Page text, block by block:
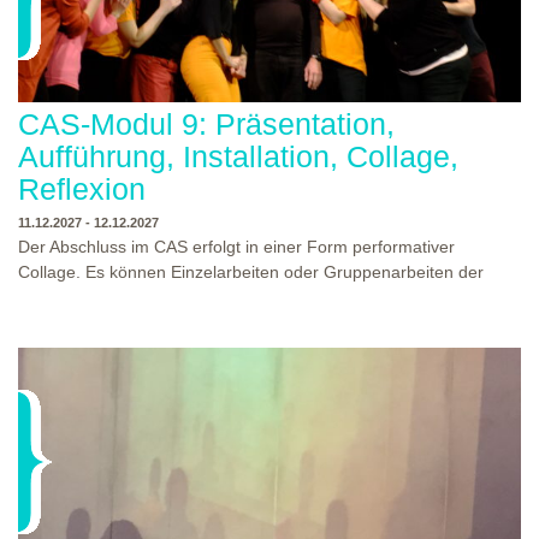
CAS-Modul 9: Präsentation,
Aufführung, Installation, Collage,
Reflexion
11.12.2027 - 12.12.2027
Der Abschluss im CAS erfolgt in einer Form performativer
Collage. Es können Einzelarbeiten oder Gruppenarbeiten der
Ausbildungsprogramm zu erleben. Die Studierenden des
oder Präsentation. Wir freuen uns über Begegnungen und
Gespräche an der performativen Collage.
WO?